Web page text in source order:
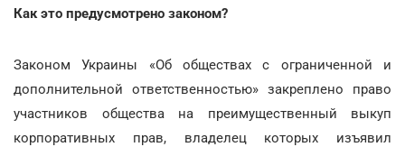
Как это предусмотрено законом?
Законом Украины «Об обществах с ограниченной и
дополнительной ответственностью» закреплено право
участников общества на преимущественный выкуп
корпоративных прав, владелец которых изъявил